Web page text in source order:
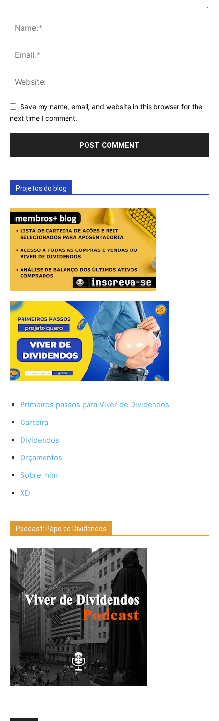
Save my name, email, and website in this browser for the
next time I comment.
Projetos do blog
Primeiros passos para Viver de Dividendos
Carteira
Dividendos
Orçamentos
Sobre mim
XD
Podcast: Papo de Dividendos